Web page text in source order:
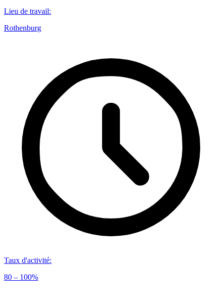
Lieu de travail:
Rothenburg
Taux d'activité:
80 – 100%